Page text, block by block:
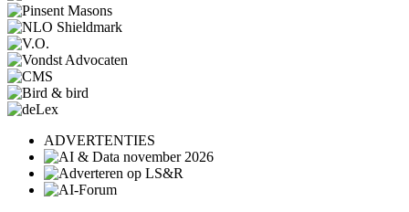
ADVERTENTIES